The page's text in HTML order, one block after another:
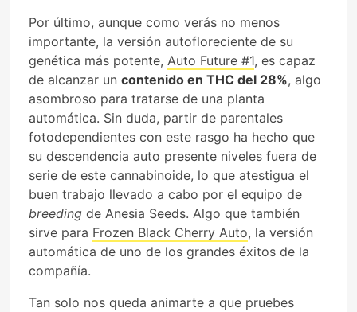
Por último, aunque como verás no menos
importante, la versión autofloreciente de su
genética más potente, Auto Future #1, es capaz
de alcanzar un contenido en THC del 28%, algo
asombroso para tratarse de una planta
automática. Sin duda, partir de parentales
fotodependientes con este rasgo ha hecho que
su descendencia auto presente niveles fuera de
serie de este cannabinoide, lo que atestigua el
buen trabajo llevado a cabo por el equipo de
breeding de Anesia Seeds. Algo que también
sirve para Frozen Black Cherry Auto, la versión
automática de uno de los grandes éxitos de la
compañía.
Tan solo nos queda animarte a que pruebes